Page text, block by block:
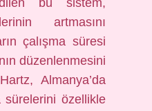
bu sistem,
artmasını
çalışma süresi
düzenlenmesini
Almanya’da
sürelerini özellikle